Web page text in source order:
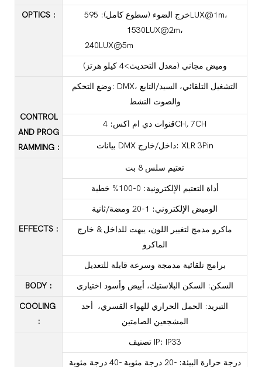
OPTICS :
1530LUX@2m،
240LUX@5m
وميض مجاني (معدل التحديث>4 كيلو هرتز)
CONTROL
AND PROG
RAMMING :
وضع التحكم: DMX، التشغيل التلقائي، السيد/التابع
والصوت النشط
قنوات دي ام اكس: 4CH, 7CH
بيانات DMX داخل/خارج: XLR 3Pin
EFFECTS :
تعتيم سلس 8 بت
أداة التعتيم الإلكترونية: 0-100% خطية
الوميض الإلكتروني: 1-20 ومضة/ثانية
ماكرو مدمج لتغيير اللون، يبهت للداخل & خارج
الماكرو
برامج تلقائية مدمجة وسرعة قابلة للتعديل
BODY : السكن: السكن البلاستيك، أبيض وأسود اختياري
COOLING
:
التبريد: الحمل الحراري للهواء القسري، أحد
المشجعين الصامتين
تصنيف IP: IP33
درجة حرارة البيئة: -20 درجة مئوية -40 درجة مئوية